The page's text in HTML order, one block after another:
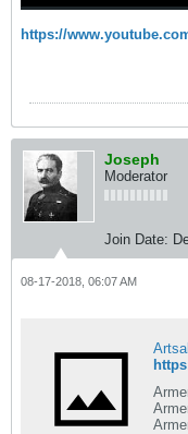
https://
Joseph
Moderator
Join Date:
08-17-2018, 06:07 AM